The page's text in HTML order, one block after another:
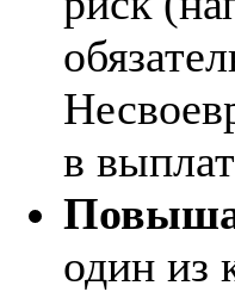
в
один из